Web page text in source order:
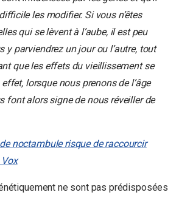
les modifier. Si vous n’êtes
qui se lèvent à l’aube, il est peu
y parviendrez un jour ou l’autre, tout
que les effets du vieillissement se
lorsque nous prenons de l’âge
font alors signe de nous réveiller de
noctambule risque de raccourcir
ne sont pas prédisposées